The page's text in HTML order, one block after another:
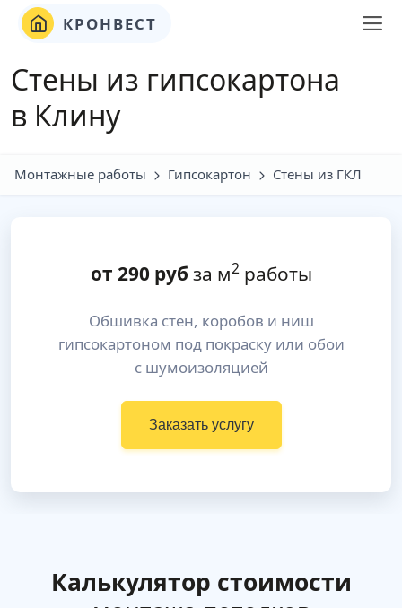
КРОНВЕСТ
Стены из гипсокартона
в Клину
Монтажные работы Гипсокартон Стены из ГКЛ
от 290руб за м2работы
Обшивка стен, коробов и ниш
гипсокартоном под покраску или обои
с шумоизоляцией
Заказать услугу
Калькулятор стоимости